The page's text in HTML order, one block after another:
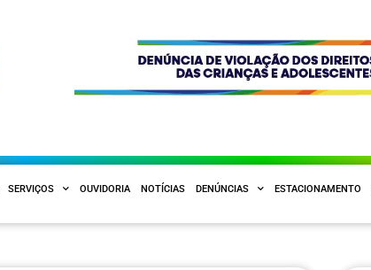
SERVIÇOS OUVIDORIA NOTÍCIAS DENÚNCIAS ESTACIONAMENTO